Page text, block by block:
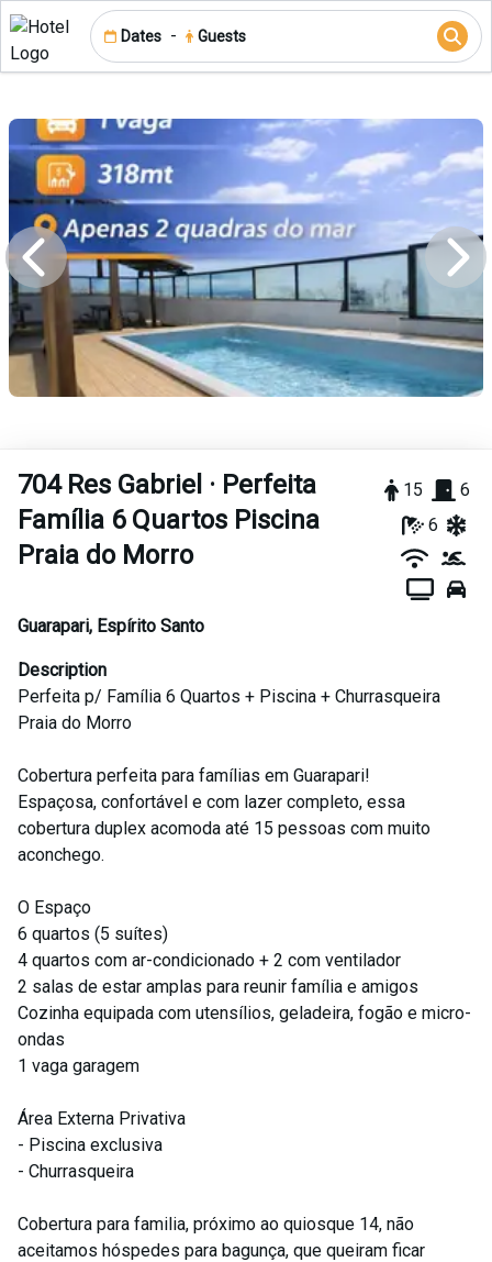
Dates - Guests
704 Res Gabriel · Perfeita
Família 6 Quartos Piscina
Praia do Morro
15
6
6
Guarapari, Espírito Santo
Description
Perfeita p/ Família 6 Quartos + Piscina + Churrasqueira
Praia do Morro
Cobertura perfeita para famílias em Guarapari!
Espaçosa, confortável e com lazer completo, essa
cobertura duplex acomoda até 15 pessoas com muito
aconchego.
O Espaço
6 quartos (5 suítes)
4 quartos com ar-condicionado + 2 com ventilador
2 salas de estar amplas para reunir família e amigos
Cozinha equipada com utensílios, geladeira, fogão e micro-
ondas
1 vaga garagem
Área Externa Privativa
- Piscina exclusiva
- Churrasqueira
Cobertura para familia, próximo ao quiosque 14, não
aceitamos hóspedes para bagunça, que queiram ficar